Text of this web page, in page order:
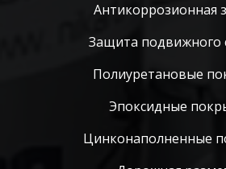
Антикоррозионная
Защита подвижного
Полиуретановые
Эпоксидные
Цинконаполненные